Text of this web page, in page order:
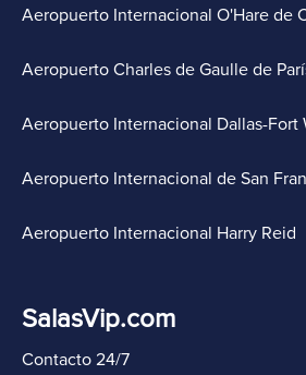
Aeropuerto Internacional O'Hare de
Aeropuerto Charles de Gaulle de
Aeropuerto Internacional Dallas-Fort
Aeropuerto Internacional de San
Aeropuerto Internacional Harry Reid
SalasVip.com
Contacto 24/7